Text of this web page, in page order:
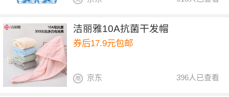
洁丽雅10A抗菌干发帽
券后17.9元包邮
396人已查看
京东